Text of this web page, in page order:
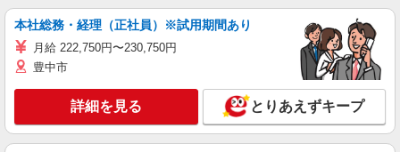
本社総務・経理（正社員）※試用期間あり
月給 222,750円〜230,750円
豊中市
詳細を見る とりあえずキープ